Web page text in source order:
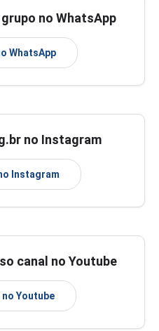
no WhatsApp
WhatsApp
no Instagram
Instagram
canal no Youtube
Youtube